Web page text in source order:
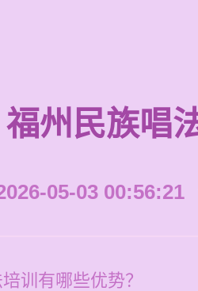
福州民族唱
05-03 00:56:21
训有哪些优势？